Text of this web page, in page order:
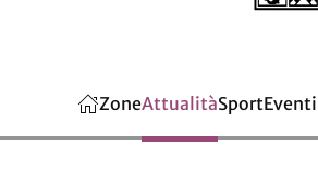
ZoneAttualitàSportEventi